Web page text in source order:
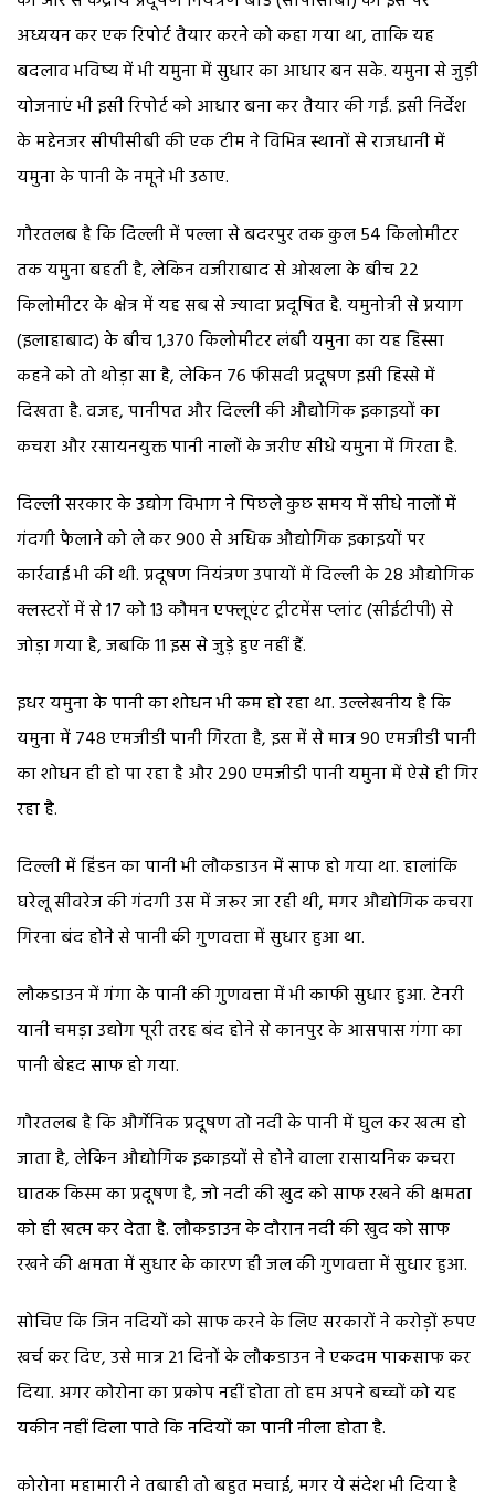
अध्ययन कर एक रिपोर्ट तैयार करने को कहा गया था, ताकि यह
बदलाव भविष्य में भी यमुना में सुधार का आधार बन सके. यमुना से जुड़ी
योजनाएं भी इसी रिपोर्ट को आधार बना कर तैयार की गईं. इसी निर्देश
के मद्देनजर सीपीसीबी की एक टीम ने विभिन्न स्थानों से राजधानी में
यमुना के पानी के नमूने भी उठाए.
गौरतलब है कि दिल्ली में पल्ला से बदरपुर तक कुल 54 किलोमीटर
तक यमुना बहती है, लेकिन वजीराबाद से ओखला के बीच 22
किलोमीटर के क्षेत्र में यह सब से ज्यादा प्रदूषित है. यमुनोत्री से प्रयाग
(इलाहाबाद) के बीच 1,370 किलोमीटर लंबी यमुना का यह हिस्सा
कहने को तो थोड़ा सा है, लेकिन 76 फीसदी प्रदूषण इसी हिस्से में
दिखता है. वजह, पानीपत और दिल्ली की औद्योगिक इकाइयों का
कचरा और रसायनयुक्त पानी नालों के जरीए सीधे यमुना में गिरता है.
दिल्ली सरकार के उद्योग विभाग ने पिछले कुछ समय में सीधे नालों में
गंदगी फैलाने को ले कर 900 से अधिक औद्योगिक इकाइयों पर
कार्रवाई भी की थी. प्रदूषण नियंत्रण उपायों में दिल्ली के 28 औद्योगिक
क्लस्टरों में से 17 को 13 कौमन एफ्लूएंट ट्रीटमेंस प्लांट (सीईटीपी) से
जोड़ा गया है, जबकि 11 इस से जुड़े हुए नहीं हैं.
इधर यमुना के पानी का शोधन भी कम हो रहा था. उल्लेखनीय है कि
यमुना में 748 एमजीडी पानी गिरता है, इस में से मात्र 90 एमजीडी पानी
का शोधन ही हो पा रहा है और 290 एमजीडी पानी यमुना में ऐसे ही गिर
रहा है.
दिल्ली में हिंडन का पानी भी लौकडाउन में साफ हो गया था. हालांकि
घरेलू सीवरेज की गंदगी उस में जरूर जा रही थी, मगर औद्योगिक कचरा
गिरना बंद होने से पानी की गुणवत्ता में सुधार हुआ था.
लौकडाउन में गंगा के पानी की गुणवत्ता में भी काफी सुधार हुआ. टेनरी
यानी चमड़ा उद्योग पूरी तरह बंद होने से कानपुर के आसपास गंगा का
पानी बेहद साफ हो गया.
गौरतलब है कि और्गेनिक प्रदूषण तो नदी के पानी में घुल कर खत्म हो
जाता है, लेकिन औद्योगिक इकाइयों से होने वाला रासायनिक कचरा
घातक किस्म का प्रदूषण है, जो नदी की खुद को साफ रखने की क्षमता
को ही खत्म कर देता है. लौकडाउन के दौरान नदी की खुद को साफ
रखने की क्षमता में सुधार के कारण ही जल की गुणवत्ता में सुधार हुआ.
सोचिए कि जिन नदियों को साफ करने के लिए सरकारों ने करोड़ों रुपए
खर्च कर दिए, उसे मात्र 21 दिनों के लौकडाउन ने एकदम पाकसाफ कर
दिया. अगर कोरोना का प्रकोप नहीं होता तो हम अपने बच्चों को यह
यकीन नहीं दिला पाते कि नदियों का पानी नीला होता है.
कोरोना महामारी ने तबाही तो बहुत मचाई, मगर ये संदेश भी दिया है